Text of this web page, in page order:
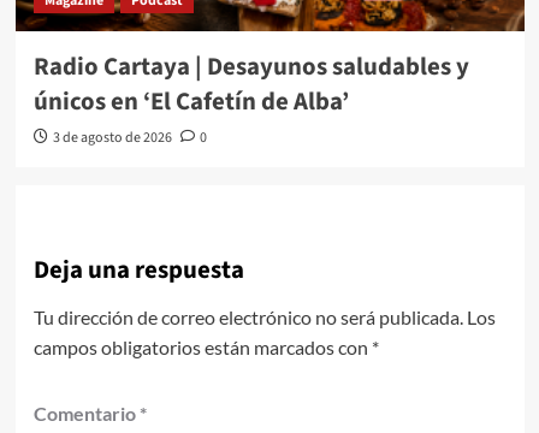
Radio Cartaya | Desayunos saludables y
únicos en ‘El Cafetín de Alba’
3 de agosto de 2026 0
Deja una respuesta
Tu dirección de correo electrónico no será publicada. Los
campos obligatorios están marcados con *
Comentario *